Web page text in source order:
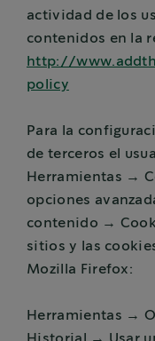
actividad de los
contenidos en la
http://
policy
Para la
de terceros el
Herramientas →
opciones
contenido →
sitios y las
Mozilla Firefox:
Herramientas →